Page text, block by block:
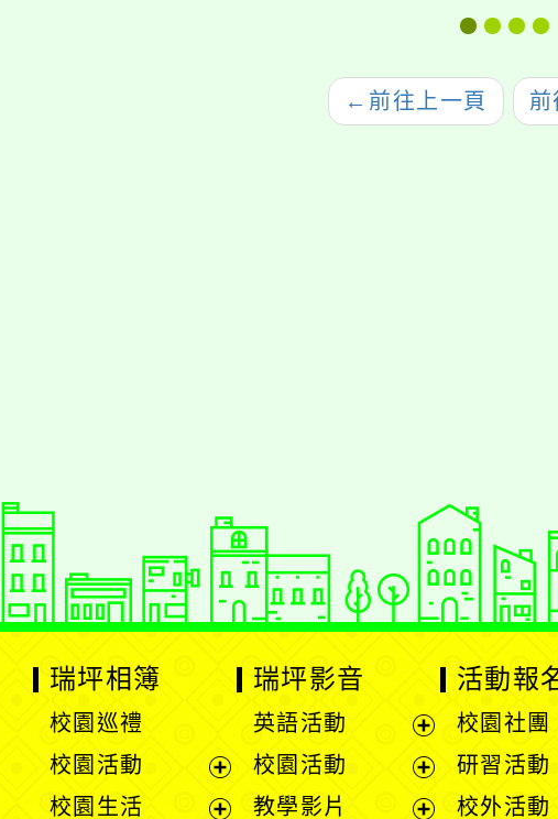
入學說明會」活動
← 前往上一頁 前
瑞坪相簿
校園巡禮
校園活動
展
校園生活
瑞坪影音
英語活動
展
校園活動
展
教學影片
活動報
校園社團
研習活動
校外活動